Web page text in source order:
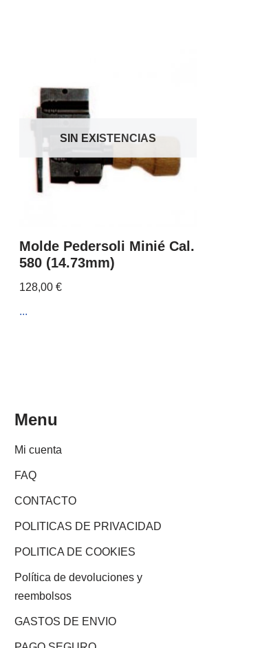
SIN EXISTENCIAS
Molde Pedersoli Minié Cal.
580 (14.73mm)
128,00€
...
Menu
Mi cuenta
FAQ
CONTACTO
POLITICAS DE PRIVACIDAD
POLITICA DE COOKIES
Política de devoluciones y
reembolsos
GASTOS DE ENVIO